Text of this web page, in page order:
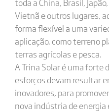
Vietnã e outros lugares,
forma flexível a uma
aplicação, como terreno
terras agrícolas e pesca.
A Trina Solar é uma forte
esforços devam resultar
inovadores, para
nova indústria de energia